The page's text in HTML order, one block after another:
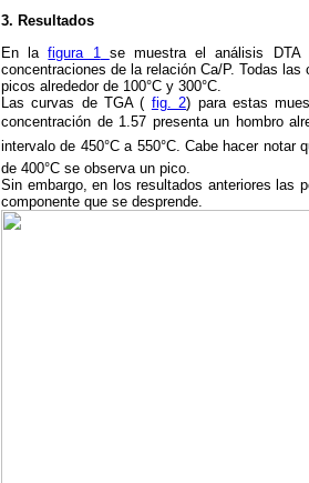
3. Resultados
En lafigura 1
se muestra el análisis DTA
concentraciones de la relación Ca/P. Todas
picos alrededor de 100°C y 300°C.
Las curvas de TGA ( fig. 2) para estas
concentración de 1.57 presenta un hombro
intervalo de 450°C a 550°C. Cabe hacer notar
de 400°C se observa un pico.
Sin embargo, en los resultados anteriores las
componente que se desprende.